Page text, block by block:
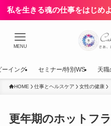
私を生きる魂の仕事をはじ
MENU
ーイング セミナー/特別WS 天職
HOME 仕事とヘルスケア 女性の健康
更年期のホットフ